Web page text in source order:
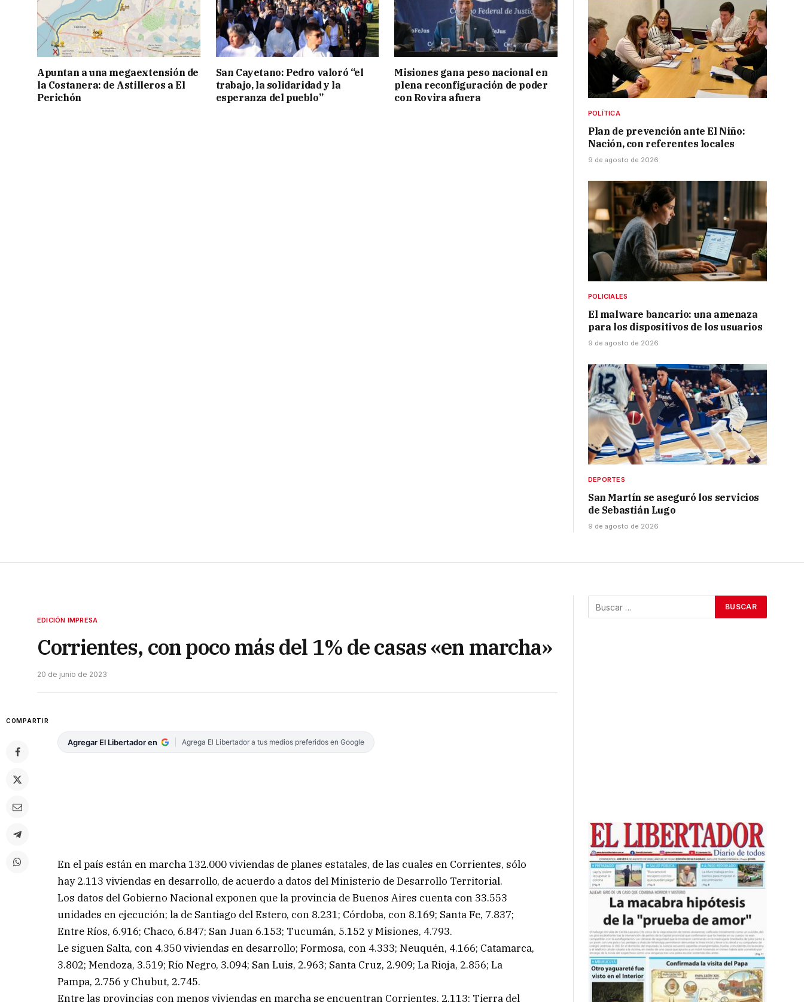
Apuntan a una megaextensión de
la Costanera: de Astilleros a El
Perichón
San Cayetano: Pedro valoró “el
trabajo, la solidaridad y la
esperanza del pueblo”
Misiones gana peso nacional en
plena reconfiguración de poder
con Rovira afuera
POLÍTICA
Plan de prevención ante El Niño:
Nación, con referentes locales
9 de agosto de 2026
POLICIALES
El malware bancario: una amenaza
para los dispositivos de los usuarios
9 de agosto de 2026
DEPORTES
San Martín se aseguró los servicios
de Sebastián Lugo
9 de agosto de 2026
EDICIÓN IMPRESA
Corrientes, con poco más del 1% de casas «en marcha»
20 de junio de 2023
COMPARTIR
Agregar El Libertador en Agrega El Libertador a tus medios preferidos en Google
En el país están en marcha 132.000 viviendas de planes estatales, de las cuales en Corrientes, sólo
hay 2.113 viviendas en desarrollo, de acuerdo a datos del Ministerio de Desarrollo Territorial.
Los datos del Gobierno Nacional exponen que la provincia de Buenos Aires cuenta con 33.553
unidades en ejecución; la de Santiago del Estero, con 8.231; Córdoba, con 8.169; Santa Fe, 7.837;
Entre Ríos, 6.916; Chaco, 6.847; San Juan 6.153; Tucumán, 5.152 y Misiones, 4.793.
Le siguen Salta, con 4.350 viviendas en desarrollo; Formosa, con 4.333; Neuquén, 4.166; Catamarca,
3.802; Mendoza, 3.519; Río Negro, 3.094; San Luis, 2.963; Santa Cruz, 2.909; La Rioja, 2.856; La
Pampa, 2.756 y Chubut, 2.745.
Entre las provincias con menos viviendas en marcha se encuentran Corrientes, 2.113; Tierra del